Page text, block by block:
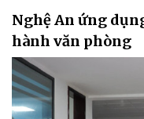
Nghệ An ứng
hành văn phòng